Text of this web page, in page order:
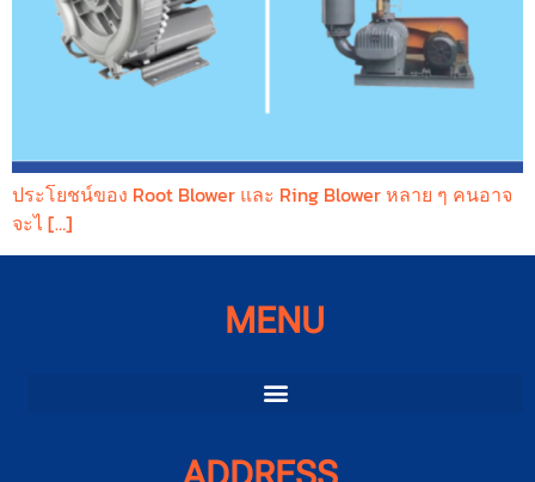
ประโยชน์ของ Root Blower และ Ring Blower หลาย ๆ คนอาจ
จะไ […]
MENU
ADDRESS